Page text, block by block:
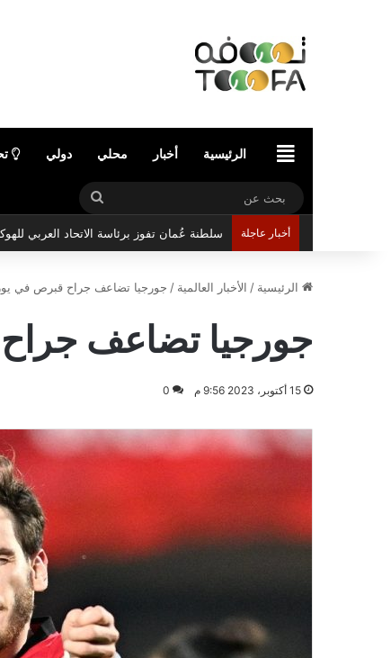
الرئيسيةالرئيسية أخبار محلي دولي
بحث
عن
أخبار عاجلة سلطنة عُمان تفوز برئاسة الاتحاد العربي
الرئيسية / الأخبار العالمية / جورجيا تضاعف جراح قبرص في يورو
جورجيا تضاعف جراح
15 أكتوبر، 2023 9:56 م 0